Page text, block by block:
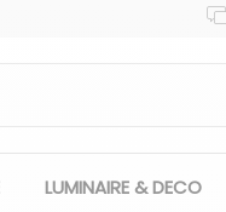
LUMINAIRE & DECO